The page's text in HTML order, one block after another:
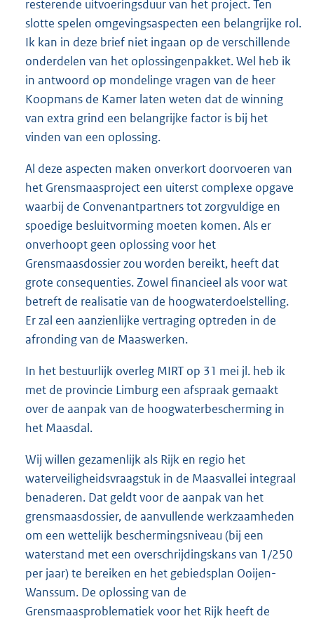
resterende uitvoeringsduur van het project. Ten
slotte spelen omgevingsaspecten een belangrijke rol.
Ik kan in deze brief niet ingaan op de verschillende
onderdelen van het oplossingenpakket. Wel heb ik
in antwoord op mondelinge vragen van de heer
Koopmans de Kamer laten weten dat de winning
van extra grind een belangrijke factor is bij het
vinden van een oplossing.
Al deze aspecten maken onverkort doorvoeren van
het Grensmaasproject een uiterst complexe opgave
waarbij de Convenantpartners tot zorgvuldige en
spoedige besluitvorming moeten komen. Als er
onverhoopt geen oplossing voor het
Grensmaasdossier zou worden bereikt, heeft dat
grote consequenties. Zowel financieel als voor wat
betreft de realisatie van de hoogwaterdoelstelling.
Er zal een aanzienlijke vertraging optreden in de
afronding van de Maaswerken.
In het bestuurlijk overleg MIRT op 31 mei jl. heb ik
met de provincie Limburg een afspraak gemaakt
over de aanpak van de hoogwaterbescherming in
het Maasdal.
Wij willen gezamenlijk als Rijk en regio het
waterveiligheidsvraagstuk in de Maasvallei integraal
benaderen. Dat geldt voor de aanpak van het
grensmaasdossier, de aanvullende werkzaamheden
om een wettelijk beschermingsniveau (bij een
waterstand met een overschrijdingskans van 1/250
per jaar) te bereiken en het gebiedsplan Ooijen-
Wanssum. De oplossing van de
Grensmaasproblematiek voor het Rijk heeft de